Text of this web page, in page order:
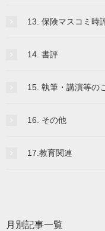
13. 保険マスコミ時
14. 書評
15. 執筆・講演等の
16. その他
17.教育関連
月別記事一覧